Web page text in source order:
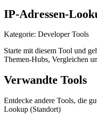
IP-Adressen-
Kategorie: Developer Tools
Starte mit diesem Tool und
Themen-Hubs, Vergleichen
Verwandte Tools
Entdecke andere Tools, die
Lookup (Standort)